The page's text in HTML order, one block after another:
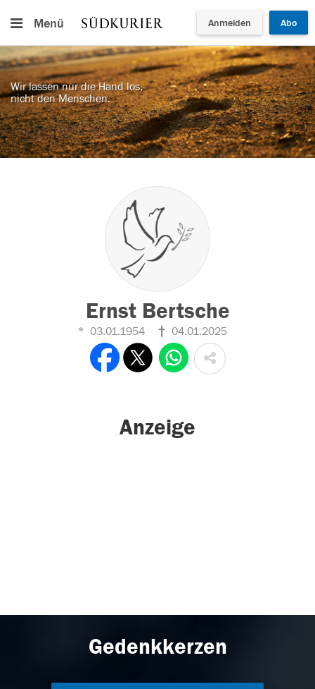
Menü Anmelden Abo
Wir lassen nur die Hand los,
nicht den Menschen.
Ernst Bertsche
03.01.1954 04.01.2025
Anzeige
Gedenkkerzen